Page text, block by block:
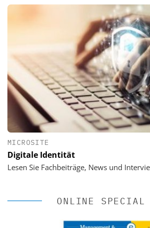
MICROSITE
Digitale Identität
Lesen Sie Fachbeiträge, News und
ONLINE